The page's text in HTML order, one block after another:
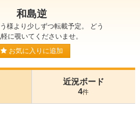
和島逆
様より少しずつ転載予定。 どう
に覗いてくださいませ。
お気に入りに追加
近況ボード
4件